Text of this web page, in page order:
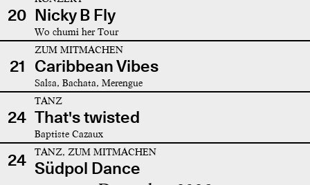
20 Nicky B Fly
Wo chumi her Tour
21
ZUM MITMACHEN
Caribbean Vibes
Salsa, Bachata, Merengue
24
TANZ
That's twisted
Baptiste Cazaux
24 TANZ, ZUM MITMACHEN
Südpol Dance